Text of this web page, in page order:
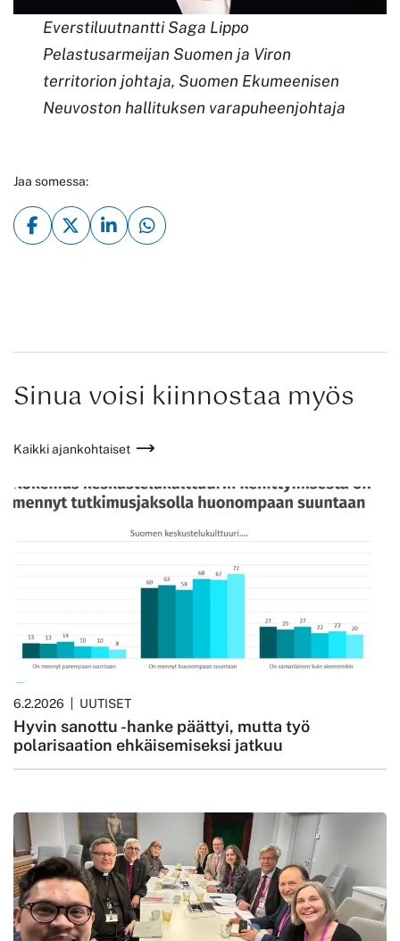
Everstiluutnantti Saga Lippo
Pelastusarmeijan Suomen ja Viron
territorion johtaja, Suomen Ekumeenisen
Neuvoston hallituksen varapuheenjohtaja
Jaa somessa:
Sinua voisi kiinnostaa myös
Kaikki ajankohtaiset
6.2.2026 UUTISET
Hyvin sanottu -hanke päättyi, mutta työ
polarisaation ehkäisemiseksi jatkuu